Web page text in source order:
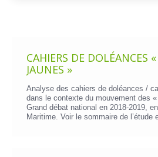
CAHIERS DE DOLÉANCES
JAUNES »
Analyse des cahiers de doléances /
dans le contexte du mouvement des
Grand débat national en 2018-2019,
Maritime. Voir le sommaire de l’étude